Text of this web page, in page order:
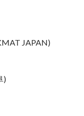
JAPAN)
)